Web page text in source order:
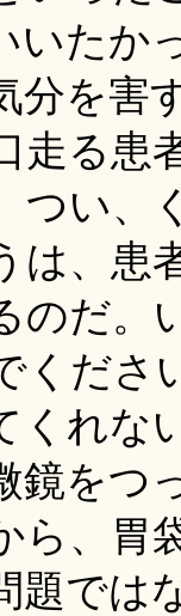
いた
分を害
走る
つい、
は、患
のだ。
くだ
くれな
鏡をつ
ら、胃
題では